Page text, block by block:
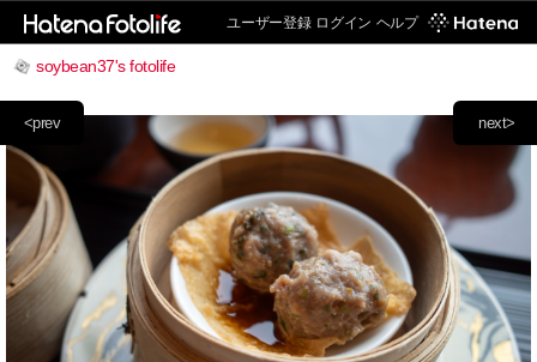
ユーザー登録 ログイン ヘルプ
soybean37's fotolife
next>
<prev